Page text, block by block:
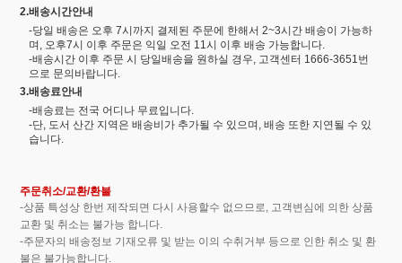
2.배송시간안내
-당일 배송은 오후 7시까지 결제된 주문에 한해서 2~3시간 배송이 가능하
며, 오후7시 이후 주문은 익일 오전 11시 이후 배송 가능합니다.
-배송시간 이후 주문 시 당일배송을 원하실 경우, 고객센터 1666-3651번
으로 문의바랍니다.
3.배송료안내
-배송료는 전국 어디나 무료입니다.
-단, 도서 산간 지역은 배송비가 추가될 수 있으며, 배송 또한 지연될 수 있
습니다.
주문취소/교환/환불
-상품 특성상 한번 제작되면 다시 사용할수 없으므로, 고객변심에 의한 상품
교환 및 취소는 불가능 합니다.
-주문자의 배송정보 기재오류 및 받는 이의 수취거부 등으로 인한 취소 및 환
불은 불가능합니다.